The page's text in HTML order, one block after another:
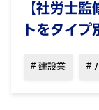
【社労士
トをタイプ
建設業